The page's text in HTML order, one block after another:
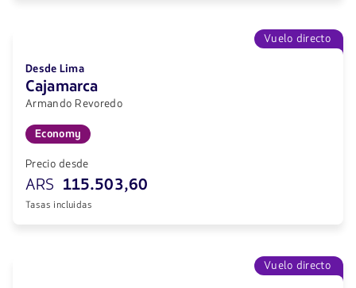
Vuelo directo
Desde Lima
Cajamarca
Armando Revoredo
Economy
Precio desde
ARS 115.503,60
Tasas incluidas
Vuelo directo